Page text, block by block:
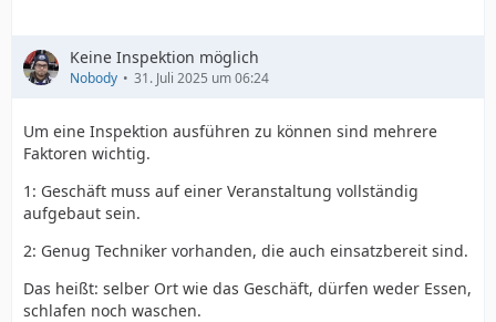
Keine Inspektion möglich
Nobody 31. Juli 2025 um 06:24
Um eine Inspektion ausführen zu können sind mehrere
Faktoren wichtig.
1: Geschäft muss auf einer Veranstaltung vollständig
aufgebaut sein.
2: Genug Techniker vorhanden, die auch einsatzbereit sind.
Das heißt: selber Ort wie das Geschäft, dürfen weder Essen,
schlafen noch waschen.